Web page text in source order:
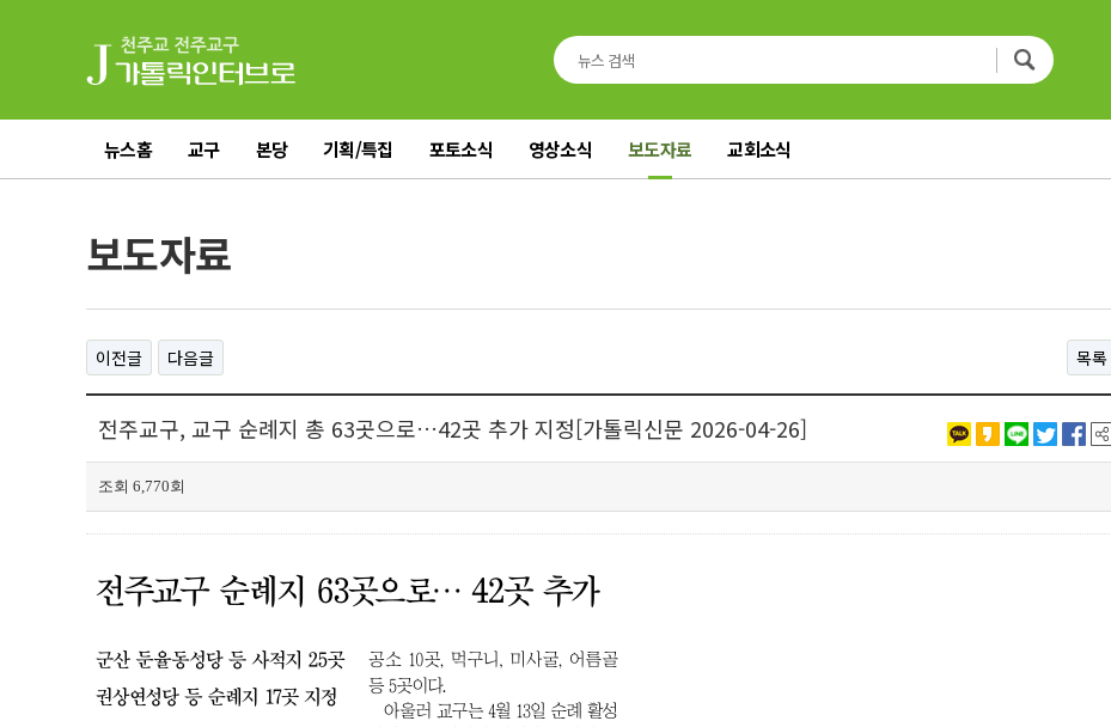
뉴스홈 교구 본당 기획/특집 포토소식 영상소식 보도자료 교회소식
보도자료
이전글 다음글 목록
전주교구, 교구 순례지 총 63곳으로…42곳 추가 지정[가톨릭신문 2026-04-26]
조회 6,770회